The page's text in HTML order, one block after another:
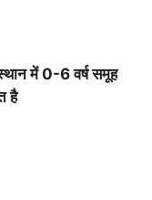
में 0-6 वर्ष समूह
है